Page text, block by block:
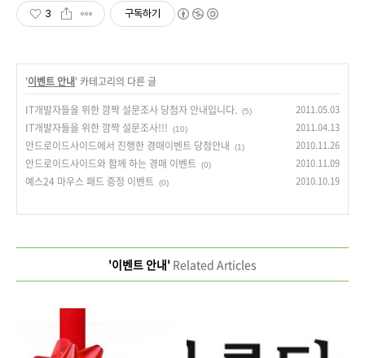
3 구독하기
'이벤트 안내' 카테고리의 다른 글
IT개발자들을 위한 깜짝 설문조사 당첨자 안내입니다. (5) 2011.05.03
IT개발자들을 위한 깜짝 설문조사!!! (10) 2011.04.13
안드로이드사이드에서 진행한 경매이벤트 당첨안내 (1) 2010.11.26
안드로이드사이드와 함께 하는 경매 이벤트 (0) 2010.11.09
예스24 마우스 패드 증정 이벤트 (0) 2010.10.19
'이벤트 안내' Related Articles